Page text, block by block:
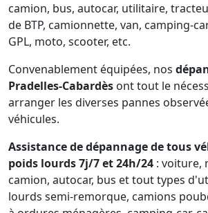
camion, bus, autocar, utilitaire,
de BTP, camionnette, van, camping-
GPL, moto, scooter, etc.
Convenablement équipées, nos
Pradelles-Cabardès ont tout le
arranger les diverses pannes
véhicules.
Assistance de dépannage de tous
poids lourds 7j/7 et 24h/24 : voiture,
camion, autocar, bus et tout types
lourds semi-remorque, camions